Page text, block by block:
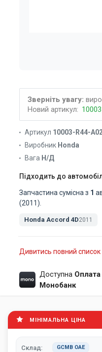
Зверніть увагу:
Новий артикул:
Артикул 10003-R44-
Виробник Honda
Вага Н/Д
Підходить до
Запчастина сумісна з 1
(2011).
Honda Accord 4D2011
Дивитись повний список
Доступна
Монобанк
МІНІМАЛЬНА ЦІНА
Склад: GCMB ОАЕ